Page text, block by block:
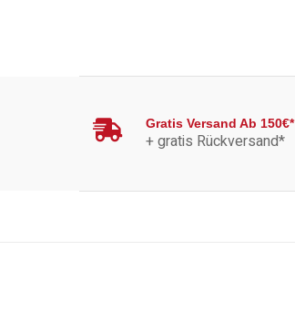
Gratis Versand Ab 150€*
+ gratis Rückversand*